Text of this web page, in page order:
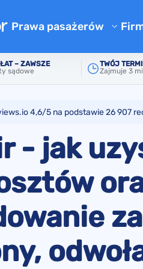
Prawa pasażerów
Kalkulator odszkodowania
Odszkodowanie za
Odszkodowanie za zgubiony
Odszkodowanie za odmowę
Odszkodowanie od linii
Reklamacje linii lotniczych
Strajk linii lotniczych
Regulacje
O
– ZAWSZE
sądowe
TWÓJ
Zajmuje 3
Enter Air
4,6/5 na podstawie26 907
- jak
za